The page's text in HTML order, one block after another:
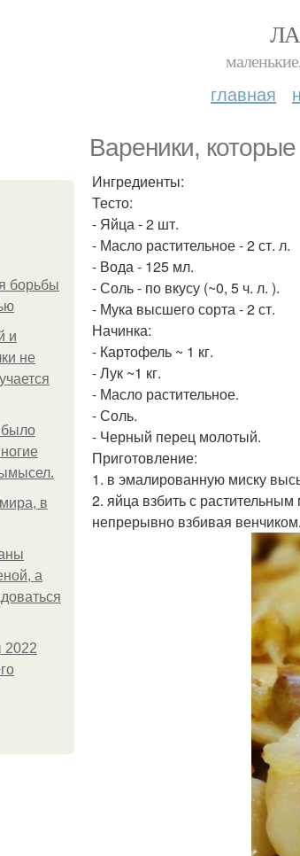
главная
Вареники,
борьбы
и
не
было
в
а
2022
Ингредиенты:
Тесто:
- Яйца - 2 шт.
- Масло растительное - 2 ст. л.
- Вода - 125 мл.
- Соль - по вкусу (~0, 5 ч. л. ).
- Мука высшего сорта - 2 ст.
Начинка:
- Картофель ~ 1 кг.
- Лук ~1 кг.
- Масло растительное.
- Соль.
- Черный перец молотый.
Приготовление:
1. в эмалированную миску
2. яйца взбить с
непрерывно взбивая венчиком.